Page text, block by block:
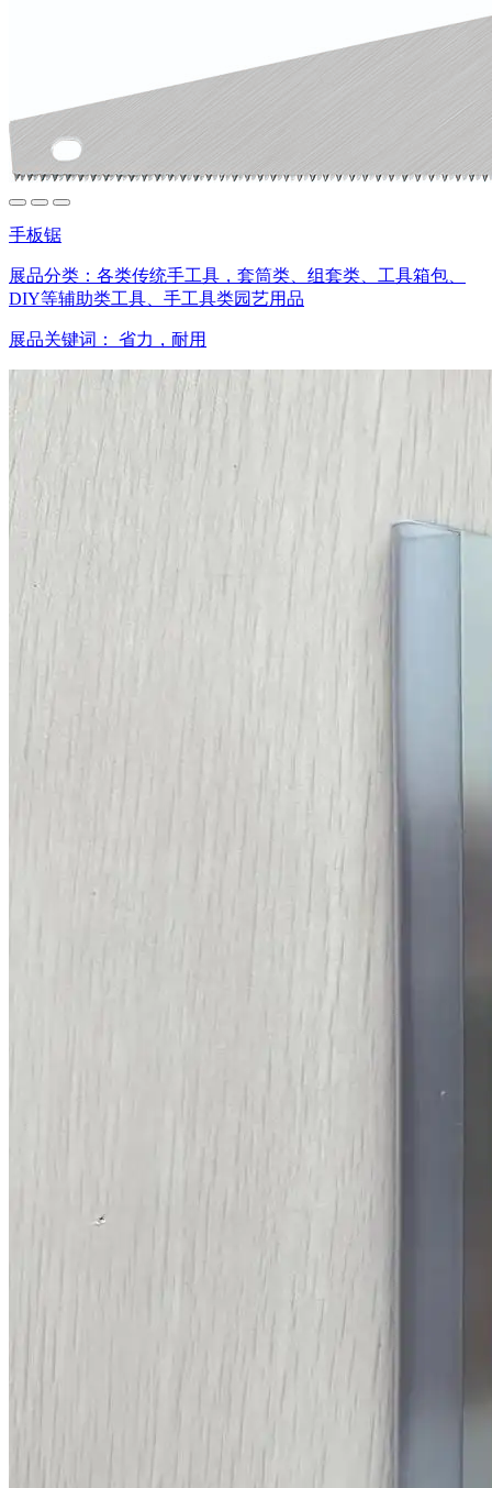
手板锯
展品分类： 各类传统手工具，套筒类、组套类、工具箱包、
DIY等辅助类工具、手工具类园艺用品
展品关键词： 省力，耐用